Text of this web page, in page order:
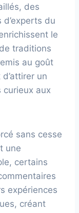
des
du
le
traditions
au goût
un
curieux aux
sans cesse
une
certains
expériences
créant